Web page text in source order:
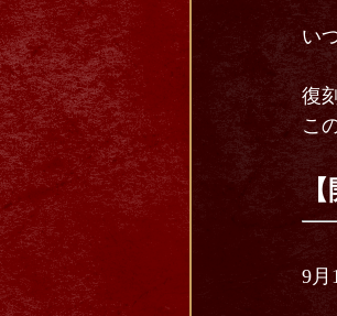
い
復
こ
9月